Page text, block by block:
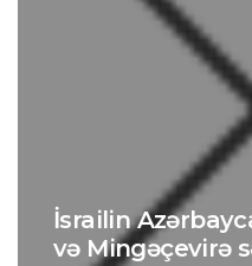
İsrailin
və Mingəçevirə